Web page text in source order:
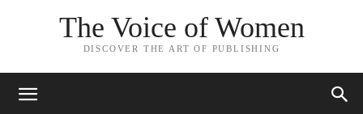
The Voice of Women
DISCOVER THE ART OF PUBLISHING